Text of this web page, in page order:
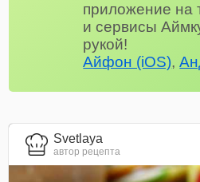
приложение на
и сервисы
рукой!
Айфон (iOS),
Svetlaya
автор рецепта